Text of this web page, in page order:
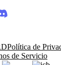
Política de
de Servicio